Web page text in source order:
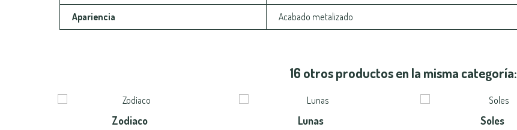
Apariencia Acabado metalizado
16 otros productos en la misma categoría:
Zodiaco Lunas Soles